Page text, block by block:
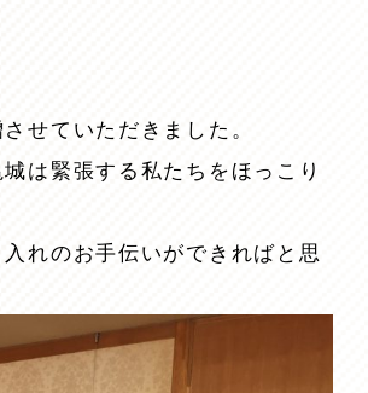
せていただきました。
は緊張する私たちをほっこり
れのお手伝いができればと思